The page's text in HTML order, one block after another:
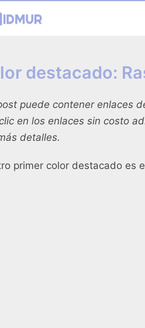
destacado:
puede contener enlaces
en los enlaces sin costo
detalles.
primer color destacado es